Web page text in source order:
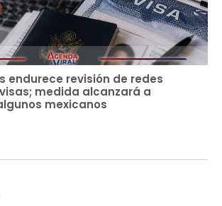
endurece revisión de redes
medida alcanzará a
mexicanos